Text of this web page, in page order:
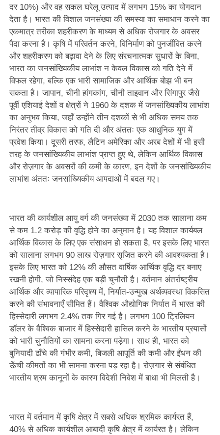
दर 10%) और वह सकल घरेलू उत्पाद में लगभग 15% का योगदान
देता है। भारत की विशाल जनसंख्या की समस्या का समाधान करने का
एकमात्र तरीका शहरीकरण के माध्यम से अधिक रोजगार के अवसर
पैदा करना है। कृषि में परिवर्तन करने, विनिर्माण को पुनर्जीवित करने
और शहरीकरण को बढ़ावा देने के लिए संरचनात्मक सुधारों के बिना,
भारत का जनसांख्यिकीय लाभांश न केवल विकास को गति देने में
विफल रहेगा, बल्कि एक भारी सामाजिक और आर्थिक बोझ भी बन
सकता है। जापान, चीनी हांगकांग, चीनी ताइवान और सिंगापुर जैसे
पूर्वी एशियाई देशों व क्षेत्रों ने 1960 के दशक में जनसांख्यिकीय लाभांश
का अनुभव किया, जहाँ उन्होंने तीन दशकों से भी अधिक समय तक
निरंतर तीव्र विकास को गति दी और अंततः एक आधुनिक युग में
प्रवेश किया। दूसरी तरफ, लैटिन अमेरिका और अरब देशों में भी इसी
तरह के जनसांख्यिकीय लाभांश प्राप्त हुए थे, लेकिन आर्थिक विकास
और रोज़गार के अवसरों की कमी के कारण, इन देशों के जनसांख्यिकीय
लाभांश अंततः जनसांख्यिकीय आपदाओं में बदल गए।
भारत की कार्यशील आयु वर्ग की जनसंख्या में 2030 तक सालाना कम
से कम 1.2 करोड़ की वृद्धि होने का अनुमान है। यह विशाल कार्यबल
आर्थिक विकास के लिए एक संसाधन हो सकता है, पर इसके लिए भारत
को सालाना लगभग 90 लाख रोज़गार सृजित करने की आवश्यकता है।
इसके लिए भारत को 12% की औसत वार्षिक आर्थिक वृद्धि दर बनाए
रखनी होगी, जो निस्संदेह एक बड़ी चुनौती है। वर्तमान अंतर्राष्ट्रीय
आर्थिक और व्यापारिक परिदृश्य में, निर्यात-उन्मुख अर्थव्यवस्था विकसित
करने की संभावनाएँ सीमित हैं। वैश्विक औद्योगिक निर्यात में भारत की
हिस्सेदारी लगभग 2.4% तक गिर गई है। लगभग 100 ट्रिलियन
डॉलर के वैश्विक बाजार में हिस्सेदारी हासिल करने के भारतीय प्रयासों
को भारी चुनौतियों का सामना करना पड़ेगा। साथ ही, भारत को
बुनियादी ढाँचे की गंभीर कमी, बिजली आपूर्ति की कमी और ईंधन की
ऊँची कीमतों का भी सामना करना पड़ रहा है। रोज़गार से संबंधित
भारतीय श्रम कानूनों के कारण विदेशी निवेश में बाधा भी मिलती है।
भारत में वर्तमान में कृषि क्षेत्र में सबसे अधिक श्रमिक कार्यरत हैं,
40% से अधिक कार्यशील आबादी कृषि क्षेत्र में कार्यरत है। लेकिन